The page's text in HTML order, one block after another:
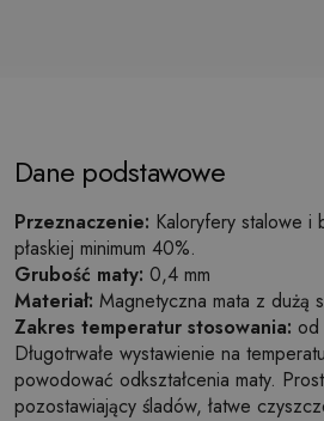
Dane podstawowe
Przeznaczenie: Kaloryfery stalowe i
płaskiej minimum 40%.
Grubość maty: 0,4 mm
Materiał: Magnetyczna mata z dużą
Zakres temperatur stosowania:
Długotrwałe wystawienie na
powodować odkształcenia maty.
pozostawiający śladów, łatwe